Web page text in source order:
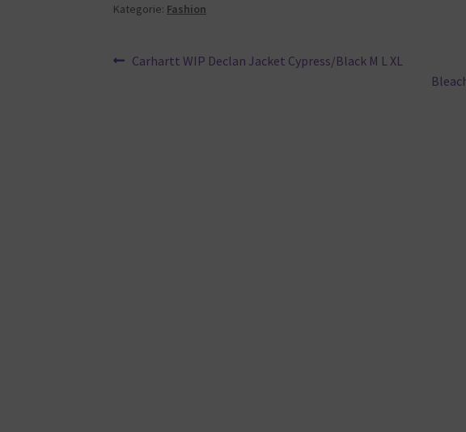
Kategorie: Fashion
Beitragsnavigation
Vorheriger
Carhartt WIP Declan Jacket Cypress/Black M L XL